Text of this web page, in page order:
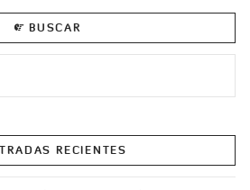
BUSCAR
RECIENTES